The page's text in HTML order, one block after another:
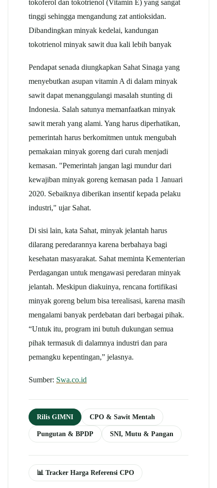
tokoferol dan tokotrienol (Vitamin E) yang sangat
tinggi sehingga mengandung zat antioksidan.
Dibandingkan minyak kedelai, kandungan
tokotrienol minyak sawit dua kali lebih banyak
Pendapat senada diungkapkan Sahat Sinaga yang
menyebutkan asupan vitamin A di dalam minyak
sawit dapat menanggulangi masalah stunting di
Indonesia. Salah satunya memanfaatkan minyak
sawit merah yang alami. Yang harus diperhatikan,
pemerintah harus berkomitmen untuk mengubah
pemakaian minyak goreng dari curah menjadi
kemasan. "Pemerintah jangan lagi mundur dari
kewajiban minyak goreng kemasan pada 1 Januari
2020. Sebaiknya diberikan insentif kepada pelaku
industri," ujar Sahat.
Di sisi lain, kata Sahat, minyak jelantah harus
dilarang peredarannya karena berbahaya bagi
kesehatan masyarakat. Sahat meminta Kementerian
Perdagangan untuk mengawasi peredaran minyak
jelantah. Meskipun diakuinya, rencana fortifikasi
minyak goreng belum bisa terealisasi, karena masih
mengalami banyak perdebatan dari berbagai pihak.
“Untuk itu, program ini butuh dukungan semua
pihak termasuk di dalamnya industri dan para
pemangku kepentingan,” jelasnya.
Sumber: Swa.co.id
Rilis GIMNI CPO & Sawit Mentah
Pungutan & BPDP SNI, Mutu & Pangan
📊 Tracker Harga Referensi CPO